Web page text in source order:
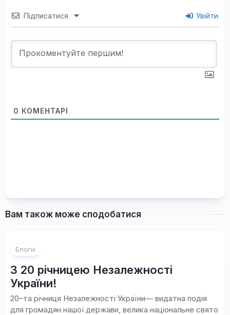
Підписатися Увійти
0 КОМЕНТАРІ
Вам також може сподобатися
Блоги
З 20 річницею Незалежності
України!
20–та річниця Незалежності України— видатна подія
для громадян нашої держави, велика національне свято